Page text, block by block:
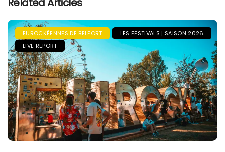
EUROCKÉENNES DE BELFORT
LES FESTIVALS | SAISON 2026
LIVE REPORT